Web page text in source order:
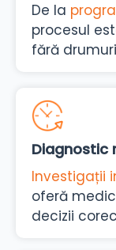
De la
procesul
fără
Diagnostic
Investigații
oferă
decizii